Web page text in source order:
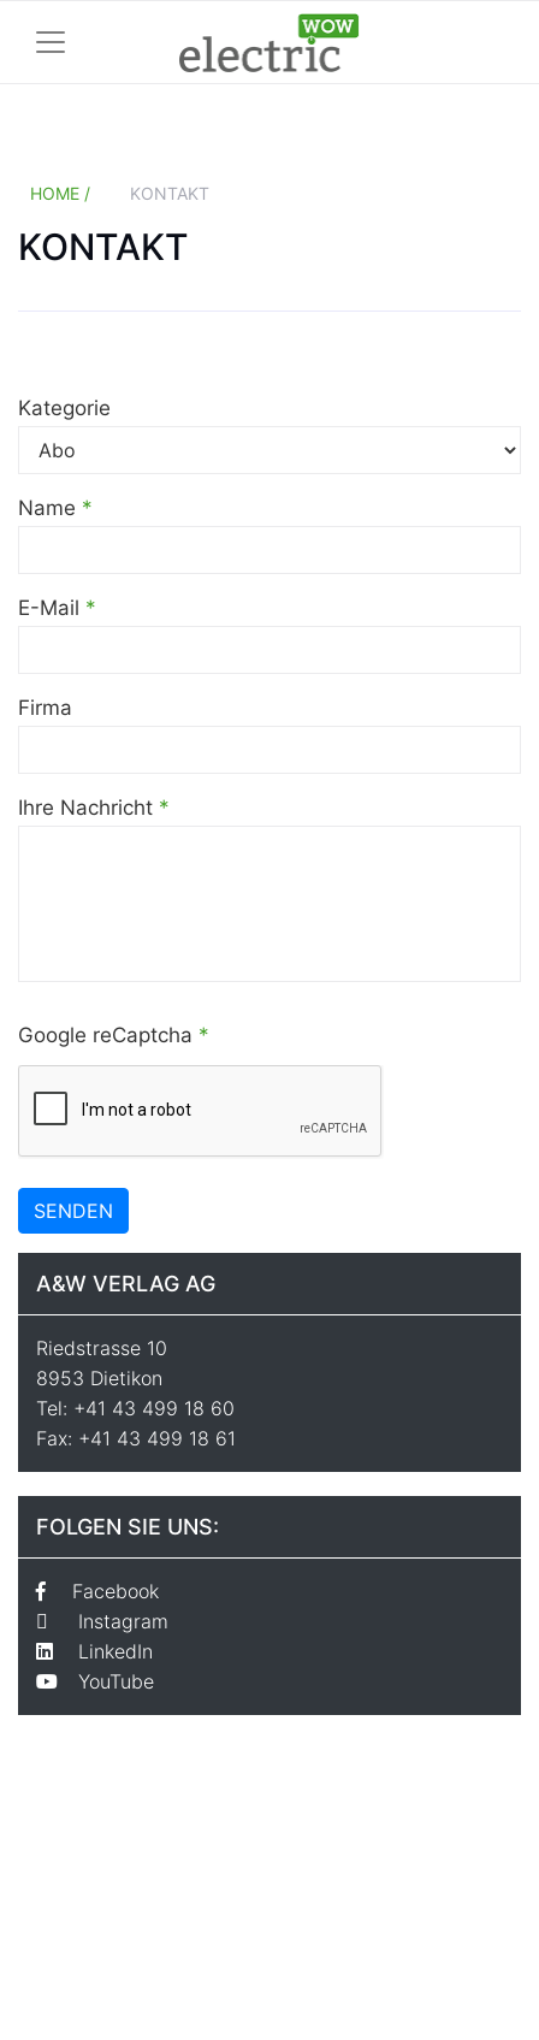
HOME / KONTAKT
KONTAKT
Kategorie
Name *
E-Mail *
Firma
Ihre Nachricht *
Google reCaptcha *
SENDEN
A&W VERLAG AG
Riedstrasse 10
8953 Dietikon
Tel: +41 43 499 18 60
Fax: +41 43 499 18 61
FOLGEN SIE UNS:
Facebook
Instagram
LinkedIn
YouTube